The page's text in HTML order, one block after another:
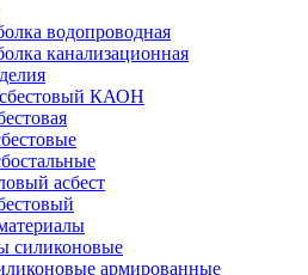
водопроводная
канализационная
КАОН
асбеcт
силиконовые
армированные